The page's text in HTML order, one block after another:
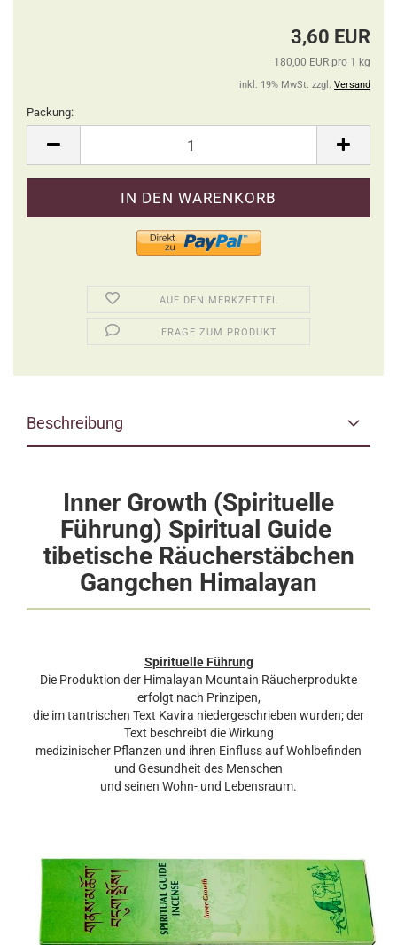
3,60 EUR
180,00 EUR pro 1 kg
inkl. 19% MwSt. zzgl. Versand
Packung:
AUF DEN MERKZETTEL
FRAGE ZUM PRODUKT
Beschreibung
Inner Growth (Spirituelle
Führung) Spiritual Guide
tibetische Räucherstäbchen
Gangchen Himalayan
Spirituelle Führung
Die Produktion der Himalayan Mountain Räucherprodukte
erfolgt nach Prinzipen,
die im tantrischen Text Kavira niedergeschrieben wurden; der
Text beschreibt die Wirkung
medizinischer Pflanzen und ihren Einfluss auf Wohlbefinden
und Gesundheit des Menschen
und seinen Wohn- und Lebensraum.